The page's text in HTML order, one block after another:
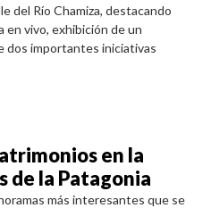
del Río Chamiza, destacando
en vivo, exhibición de un
dos importantes iniciativas
en la
de la Patagonia
más interesantes que se